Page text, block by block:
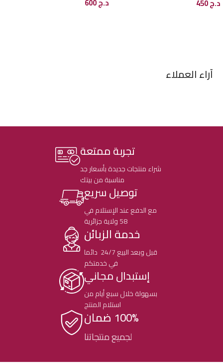
د.ج
آراء العملاء
تجربة ممتعة
شراء منتجات جديدة بأسعار جد
مناسبة من بيتك
توصيل سريع
مع الدفع عند الإستلام في
58 ولاية جزائرية
خدمة الزبائن
قبل وبعد البيع 24/7 دائما
في خدمتكم
إستبدال مجاني
بسهولة خلال سبع أيام من
استلام المنتج
100% ضمان
لجميع منتجاتنا